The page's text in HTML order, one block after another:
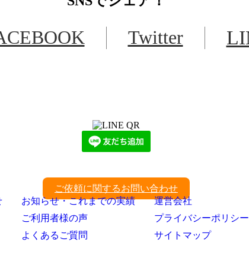
Twitter
ご依頼に関するお問い合わせ
お知らせ・これまでの実績
ご利用者様の声
よくあるご質問
運営会社
プライバシーポリシー
サイトマップ